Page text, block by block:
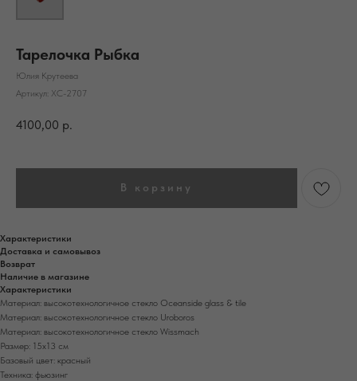
Тарелочка Рыбка
Юлия Крутеева
Артикул: ХС-2707
4100,00 р.
В корзину
Характеристики
Доставка и самовывоз
Возврат
Наличие в магазине
Характеристики
Материал: высокотехнологичное стекло Oceanside glass & tile
Материал: высокотехнологичное стекло Uroboros
Материал: высокотехнологичное стекло Wissmach
Размер: 15х13 см
Базовый цвет: красный
Техника: фьюзинг